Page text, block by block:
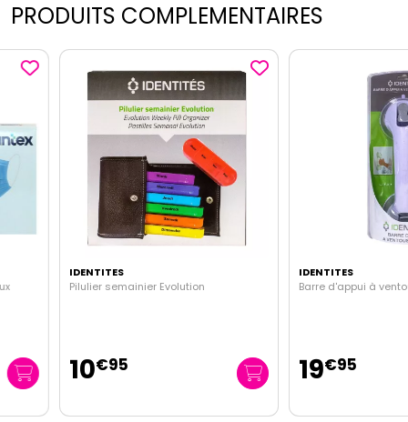
PRODUITS COMPLEMENTAIRES
IDENTITES
Pilulier semainier Evolution
10 95
IDENTITES
Barre d'appui à ventouses
19 95